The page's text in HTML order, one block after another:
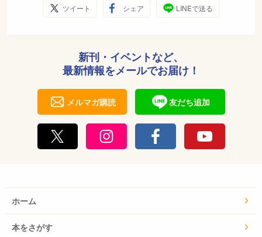
ツイート シェア LINEで送る
新刊・イベントなど、
最新情報をメールでお届け！
メルマガ購読 友だち追加
ホーム
本をさがす